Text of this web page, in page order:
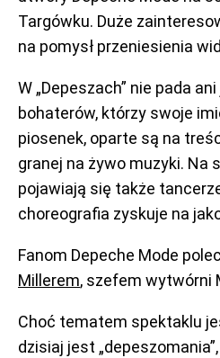
Targówku. Duże
na pomysł przeniesienia
W „Depeszach” nie pada
bohaterów, którzy swoje
piosenek, oparte są na
granej na żywo muzyki. Na
pojawiają się także
choreografia zyskuje na
Fanom Depeche Mode
Millerem, szefem wytwórni
Choć tematem spektaklu
dzisiaj jest